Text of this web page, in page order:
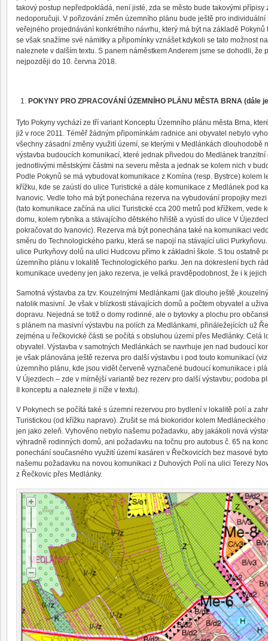
takový postup nepředpokládá, není jisté, zda se město bude takovými přípisy
nedoporučuji. V pořizování změn územního plánu bude ještě pro
veřejného projednávání konkrétního návrhu, který má být na základě Pokynů
se však snažíme své námitky a připomínky vznášet kdykoli se tato možnost
naleznete v dalším textu. S panem náměstkem Anderem jsme se dohodli, že
nejpozději do 10. června 2018.
POKYNY PRO ZPRACOVÁNÍ ÚZEMNÍHO PLÁNU MĚSTA BRNA (dále
Tyto Pokyny vychází ze tří variant Konceptu Územního plánu města Brna,
již v roce 2011. Téměř žádným připomínkám radnice ani obyvatel nebylo
všechny zásadní změny využití území, se kterými v Medlánkách dlouhodobě
výstavba budoucích komunikací, které jednak přivedou do Medlánek
jednotlivými městskými částmi na severu města a jednak se kolem nich v
Podle Pokynů se má vybudovat komunikace z Komína (resp. Bystrce) kolem
křížku, kde se zaústí do ulice Turistické a dále komunikace z Medlánek pod
Ivanovic. Vedle toho má být ponechána rezerva na vybudování propojky
(tato komunikace začíná na ulici Turistické cca 200 metrů pod křížkem, vede
domu, kolem rybníka a stávajícího dětského hřiště a vyústí do ulice V
pokračovat do Ivanovic). Rezerva má být ponechána také na komunikaci
směru do Technologického parku, která se napojí na stávající ulici
ulice Purkyňovy dolů na ulici Hudcovu přímo k základní škole. S tou ostatně
územního plánu v lokalitě Technologického parku. Jen na dokreslení bych
komunikace uvedeny jen jako rezerva, je velká pravděpodobnost, že i k
Samotná výstavba za tzv. Kouzelnými Medlánkami (jak dlouho ještě
natolik masivní. Je však v blízkosti stávajících domů a počtem obyvatel a
dopravu. Nejedná se totiž o domy rodinné, ale o bytovky a plochu pro
s plánem na masivní výstavbu na polích za Medlánkami, přináležejících už
zejména u řečkovické části se počítá s obsluhou území přes Medlánky. Celá
obyvatel. Výstavba v samotných Medlánkách se navrhuje jen nad budoucí
je však plánována ještě rezerva pro další výstavbu i pod touto komunikací
územního plánu, kde jsou vidět červeně vyznačené budoucí komunikace i
V Újezdech – zde v mírnější variantě bez rezerv pro další výstavbu; podoba
II konceptu a naleznete ji níže v textu).
V Pokynech se počítá také s územní rezervou pro bydlení v lokalitě polí a
Turistickou (od křížku napravo). Zrušit se má biokoridor kolem
jen jako zeleň. Vyhověno nebylo našemu požadavku, aby jakákoli nová
výhradně rodinných domů, ani požadavku na točnu pro autobus č. 65 na
ponechání současného využití území kasáren v Řečkovicích bez masové
našemu požadavku na novou komunikaci z Duhových Polí na ulici Terezy
z Řečkovic přes Medlánky.